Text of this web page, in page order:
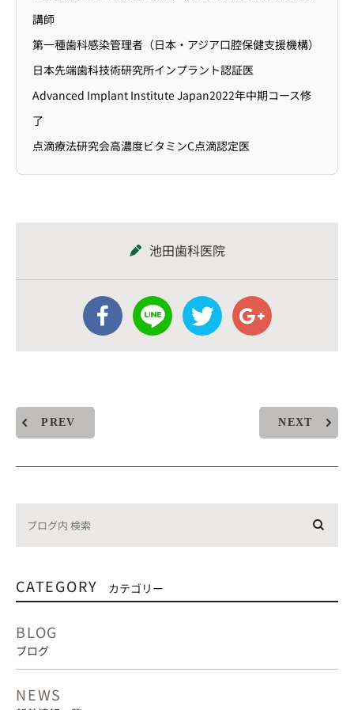
講師
第一種歯科感染管理者（日本・アジア口腔保健支援機構）
日本先端歯科技術研究所インプラント認証医
Advanced Implant Institute Japan2022年中期コース修
了
点滴療法研究会高濃度ビタミンC点滴認定医
池田歯科医院
PREV NEXT
CATEGORY カテゴリー
BLOG
ブログ
NEWS